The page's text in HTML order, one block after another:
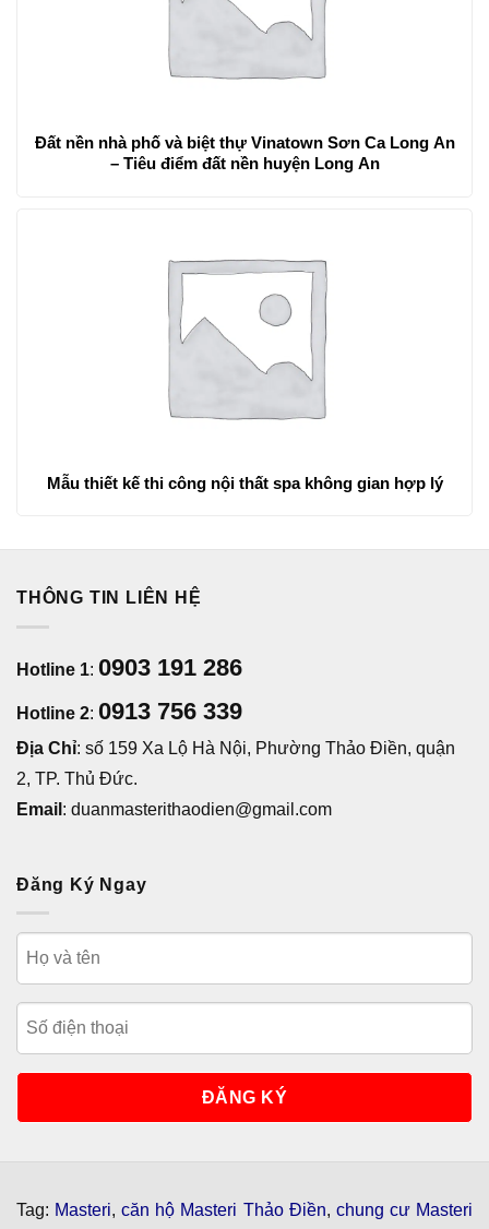
Đất nền nhà phố và biệt thự Vinatown Sơn Ca Long An
– Tiêu điểm đất nền huyện Long An
Mẫu thiết kế thi công nội thất spa không gian hợp lý
THÔNG TIN LIÊN HỆ
Hotline 1: 0903 191 286
Hotline 2: 0913 756 339
Địa Chỉ: số 159 Xa Lộ Hà Nội, Phường Thảo Điền, quận
2, TP. Thủ Đức.
Email : duanmasterithaodien@gmail.com
Đăng Ký Ngay
Tag: Masteri,căn hộ Masteri Thảo Điền, chung cư Masteri